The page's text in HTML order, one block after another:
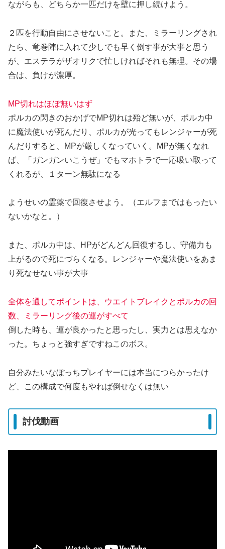
ながらも、どちらか一匹だけを壁に押し続けよう。
２匹を行動自由にさせないこと。また、ミラーリングされ
たら、竜巻陣に入れて少しでも早く倒す事が大事と思う
が、エステラがザオリクで忙しければそれも無理。その場
合は、負けが濃厚。
MP切れはほぼ無いはず
ポルカの閃きのおかげでMP切れは殆ど無いが、ポルカ中
に魔法使いが死んだり、ポルカが光ってもレンジャーが死
んだりすると、MPが厳しくなっていく。MPが無くなれ
ば、「ガンガンいこうぜ」でもマホトラで一応吸い取って
くれるが、１ターン無駄になる
ようせいの霊薬で回復させよう。（エルフまではもったい
ないかなと。）
また、ポルカ中は、HPがどんどん回復するし、守備力も
上がるので死にづらくなる。レンジャーや魔法使いをあま
り死なせない事が大事
全体を通してポイントは、ウエイトブレイクとポルカの回
数、ミラーリング後の運がすべて
倒した時も、運が良かったと思ったし、実力とは思えなか
った。ちょっと強すぎですねこのボス。
自分みたいなぼっちプレイヤーには本当につらかったけ
ど、この構成で何度もやれば倒せなくは無い
討伐動画